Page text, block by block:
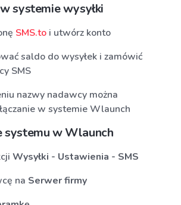
systemie wysyłki
SMS.to i utwórz konto
saldo do wysyłek i zamówić
SMS
nazwy nadawcy można
w systemie Wlaunch
systemu w Wlaunch
Wysyłki - Ustawienia - SMS
na Serwer firmy